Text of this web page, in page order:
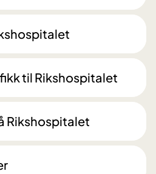
til Rikshospitalet
Rikshospitalet